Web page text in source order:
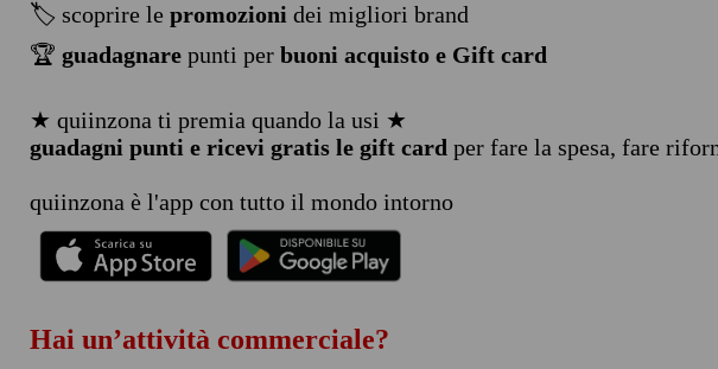
🏷️ scoprire le promozioni dei migliori brand
🏆 guadagnarepunti per buoni acquisto e Gift card
★ quiinzona ti premia quando la usi ★
guadagni punti e ricevi gratis le gift card per fare la spesa, fare
quiinzona è l'app con tutto il mondo intorno
Hai un’attività commerciale?